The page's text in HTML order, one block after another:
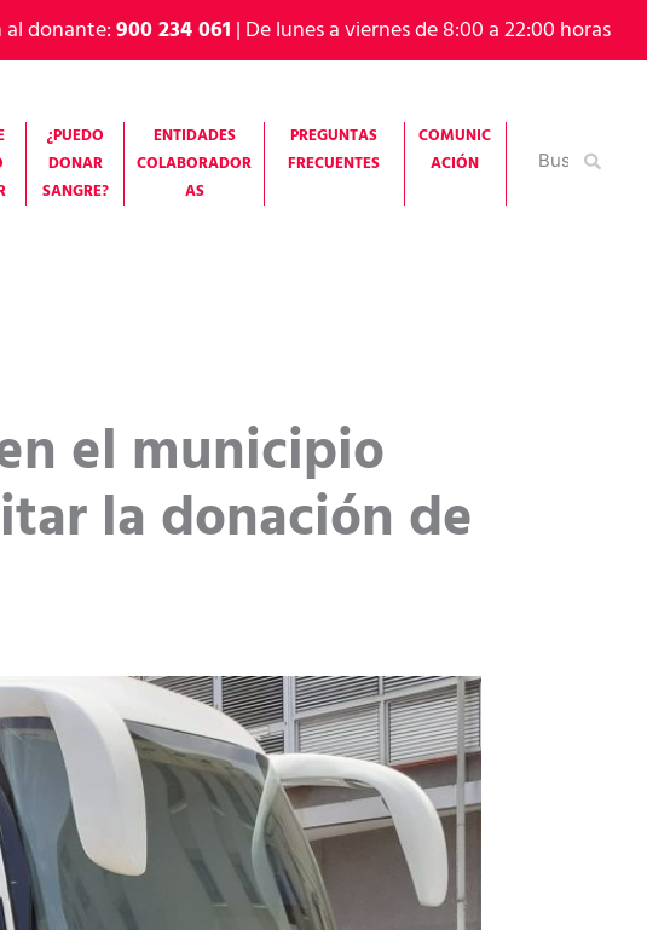
donante:900 234 061 | De lunes a viernes de 8:00 a 22:00 horas
¿PUEDO
DONAR
SANGRE?
ENTIDADES
COLABORADOR
AS
PREGUNTAS
FRECUENTES
COMUNIC
ACIÓN
Buscar
el municipio
la donación de